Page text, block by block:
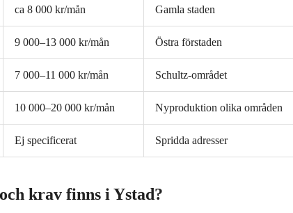
ca 8 000 kr/mån Gamla staden
9 000–13 000 kr/mån Östra förstaden
7 000–11 000 kr/mån Schultz-området
10 000–20 000 kr/mån Nyproduktion olika områden
Ej specificerat Spridda adresser
krav finns i Ystad?